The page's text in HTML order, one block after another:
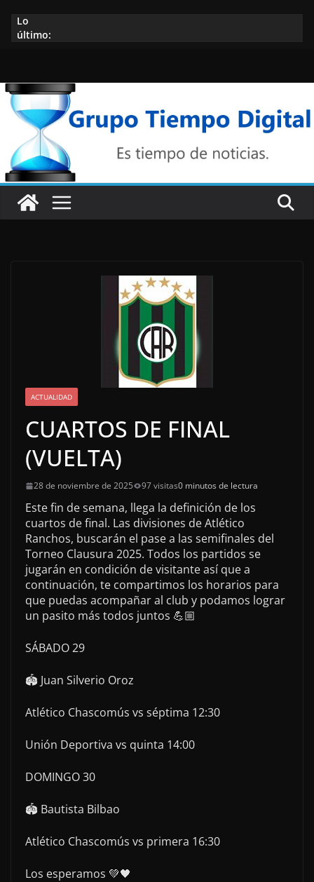
contenido
Lo
último:
ACTUALIDAD
CUARTOS DE FINAL
(VUELTA)
28 de noviembre de 2025 97 visitas0 minutos de lectura
Este fin de semana, llega la definición de los
cuartos de final. Las divisiones de Atlético
Ranchos, buscarán el pase a las semifinales del
Torneo Clausura 2025. Todos los partidos se
jugarán en condición de visitante así que a
continuación, te compartimos los horarios para
que puedas acompañar al club y podamos lograr
un pasito más todos juntos 💪🏼
SÁBADO 29
🏟️ Juan Silverio Oroz
Atlético Chascomús vs séptima 12:30
Unión Deportiva vs quinta 14:00
DOMINGO 30
🏟️ Bautista Bilbao
Atlético Chascomús vs primera 16:30
Los esperamos 💚🖤